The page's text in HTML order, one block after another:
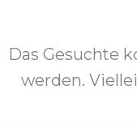
Das Gesuchte
werden.